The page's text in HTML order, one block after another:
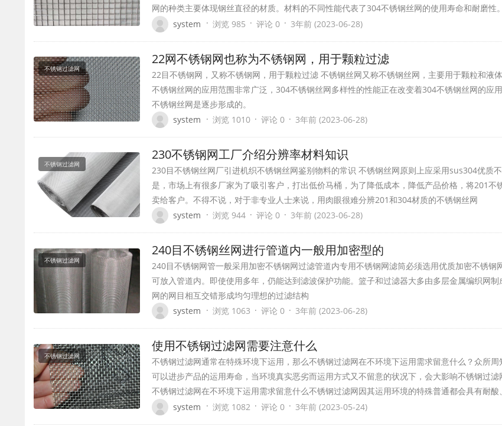
网的种类主要体现钢丝直径的材质。材料的不同性能代表了304不锈钢丝网的使用寿命和耐磨性。
system · 浏览 985 · 评论 0 · 3年前 (2023-06-28)
不锈钢过滤网
22网不锈钢网也称为不锈钢网，用于颗粒过滤
22目不锈钢网，又称不锈钢网，用于颗粒过滤 不锈钢丝网又称不锈钢丝网，主要用于颗粒和液
不锈钢丝网的应用范围非常广泛，304不锈钢丝网多样性的性能正在改变着304不锈钢丝网的应
不锈钢丝网是逐步形成的。
system · 浏览 1010 · 评论 0 · 3年前 (2023-06-28)
不锈钢过滤网
230不锈钢网工厂介绍分辨率材料知识
230目不锈钢丝网厂引进机织不锈钢丝网鉴别物料的常识 不锈钢丝网原则上应采用sus304优质
是，市场上有很多厂家为了吸引客户，打出低价马桶，为了降低成本，降低产品价格，将201不
卖给客户。不得不说，对于非专业人士来说，用肉眼很难分辨201和304材质的不锈钢丝网
system · 浏览 944 · 评论 0 · 3年前 (2023-06-28)
不锈钢过滤网
240目不锈钢丝网进行管道内一般用加密型的
240目不锈钢网管一般采用加密不锈钢网过滤管道内专用不锈钢网滤筒必须选用优质加密不锈钢
可放入管道内。即使使用多年，仍能达到滤波保护功能。篮子和过滤器大多由多层金属编织网制
网的网目相互交错形成均匀理想的过滤结构
system · 浏览 1063 · 评论 0 · 3年前 (2023-06-28)
不锈钢过滤网
使用不锈钢过滤网需要注意什么
不锈钢过滤网通常在特殊环境下运用，那么不锈钢过滤网在不环境下运用需求留意什么？众所
可以进步产品的运用寿命，当环境真实恶劣而运用方式又不留意的状况下，会大影响不锈钢过滤
不锈钢过滤网在不环境下运用需求留意什么不锈钢过滤网因其运用环境的特殊普通都会具有耐
system · 浏览 1082 · 评论 0 · 3年前 (2023-05-24)